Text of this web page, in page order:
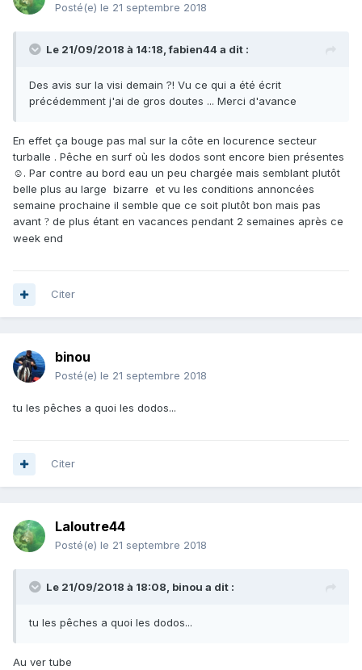
Posté(e) le 21 septembre 2018
Le 21/09/2018 à 14:18,fabien44 a dit :
Des avis sur la visi demain ?! Vu ce qui a été écrit
précédemment j'ai de gros doutes ... Merci d'avance
En effet ça bouge pas mal sur la côte en locurence secteur
turballe . Pêche en surf où les dodos sont encore bien présentes
☺. Par contre au bord eau un peu chargée mais semblant plutôt
belle plus au large bizarre et vu les conditions annoncées
semaine prochaine il semble que ce soit plutôt bon mais pas
avant ? de plus étant en vacances pendant 2 semaines après ce
week end
Citer
binou
Posté(e) le 21 septembre 2018
tu les pêches a quoi les dodos...
Citer
Laloutre44
Posté(e) le 21 septembre 2018
Le 21/09/2018 à 18:08, binou a dit :
tu les pêches a quoi les dodos...
Au ver tube